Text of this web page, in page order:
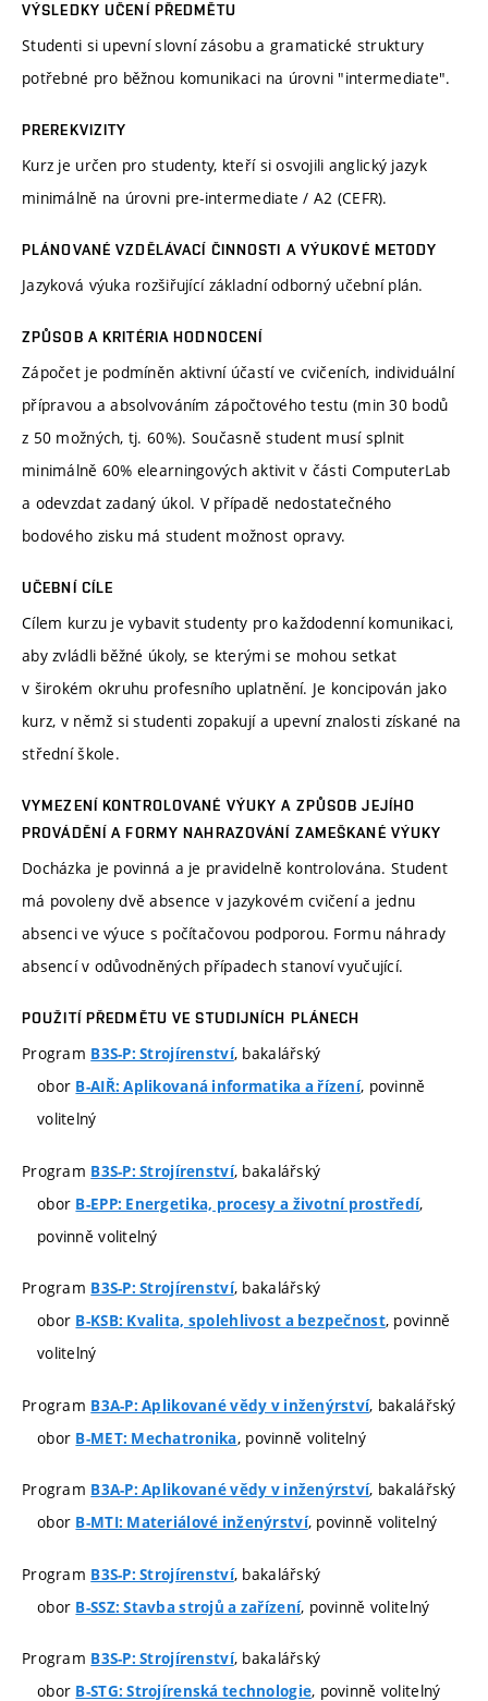
VÝSLEDKY UČENÍ PŘEDMĚTU
Studenti si upevní slovní zásobu a gramatické struktury
potřebné pro běžnou komunikaci na úrovni "intermediate".
PREREKVIZITY
Kurz je určen pro studenty, kteří si osvojili anglický jazyk
minimálně na úrovni pre-intermediate / A2 (CEFR).
PLÁNOVANÉ VZDĚLÁVACÍ ČINNOSTI A VÝUKOVÉ METODY
Jazyková výuka rozšiřující základní odborný učební plán.
ZPŮSOB A KRITÉRIA HODNOCENÍ
Zápočet je podmíněn aktivní účastí ve cvičeních, individuální
přípravou a absolvováním zápočtového testu (min 30 bodů
z 50 možných, tj. 60%). Současně student musí splnit
minimálně 60% elearningových aktivit v části ComputerLab
a odevzdat zadaný úkol. V případě nedostatečného
bodového zisku má student možnost opravy.
UČEBNÍ CÍLE
Cílem kurzu je vybavit studenty pro každodenní komunikaci,
aby zvládli běžné úkoly, se kterými se mohou setkat
v širokém okruhu profesního uplatnění. Je koncipován jako
kurz, v němž si studenti zopakují a upevní znalosti získané na
střední škole.
VYMEZENÍ KONTROLOVANÉ VÝUKY A ZPŮSOB JEJÍHO
PROVÁDĚNÍ A FORMY NAHRAZOVÁNÍ ZAMEŠKANÉ VÝUKY
Docházka je povinná a je pravidelně kontrolována. Student
má povoleny dvě absence v jazykovém cvičení a jednu
absenci ve výuce s počítačovou podporou. Formu náhrady
absencí v odůvodněných případech stanoví vyučující.
POUŽITÍ PŘEDMĚTU VE STUDIJNÍCH PLÁNECH
Program B3S-P: Strojírenství, bakalářský
obor B-AIŘ: Aplikovaná informatika a řízení, povinně
volitelný
Program B3S-P: Strojírenství, bakalářský
obor B-EPP: Energetika, procesy a životní prostředí,
povinně volitelný
Program B3S-P: Strojírenství, bakalářský
obor B-KSB: Kvalita, spolehlivost a bezpečnost, povinně
volitelný
Program B3A-P: Aplikované vědy v inženýrství, bakalářský
obor B-MET: Mechatronika, povinně volitelný
Program B3A-P: Aplikované vědy v inženýrství, bakalářský
obor B-MTI: Materiálové inženýrství, povinně volitelný
Program B3S-P: Strojírenství, bakalářský
obor B-SSZ: Stavba strojů a zařízení, povinně volitelný
Program B3S-P: Strojírenství, bakalářský
obor B-STG: Strojírenská technologie, povinně volitelný